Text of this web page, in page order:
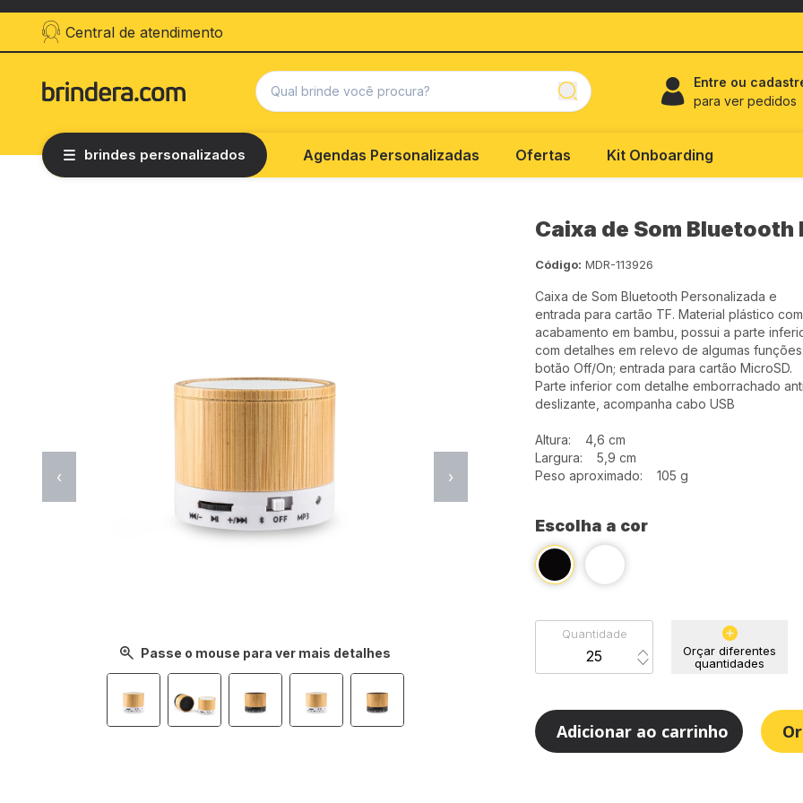
Central de atendimento
Entre ou
para ver pedidos
brindes personalizados Agendas Personalizadas Ofertas Kit Onboarding
Passe o mouse para ver mais detalhes
‹ ›
Caixa de Som
Código: MDR-113926
Caixa de Som Bluetooth Personalizada e
entrada para cartão TF. Material plástico com
acabamento em bambu, possui a parte
com detalhes em relevo de algumas funções:
botão Off/On; entrada para cartão MicroSD.
Parte inferior com detalhe emborrachado
deslizante, acompanha cabo USB
Altura: 4,6 cm
Largura: 5,9 cm
Peso aproximado: 105 g
Escolha a cor
Quantidade
Orçar diferentes
quantidades
Adicionar ao carrinho